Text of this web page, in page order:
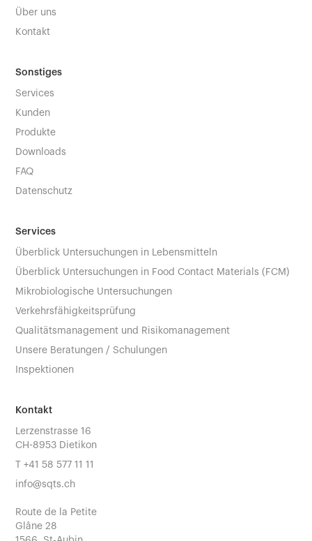
Über uns
Kontakt
Sonstiges
Services
Kunden
Produkte
Downloads
FAQ
Datenschutz
Services
Überblick Untersuchungen in Lebensmitteln
Überblick Untersuchungen in Food Contact Materials (FCM)
Mikrobiologische Untersuchungen
Verkehrsfähigkeitsprüfung
Qualitätsmanagement und Risikomanagement
Unsere Beratungen / Schulungen
Inspektionen
Kontakt
Lerzenstrasse 16
CH-8953 Dietikon
T+41 58 577 11 11
info@sqts.ch
Route de la Petite
Glâne 28